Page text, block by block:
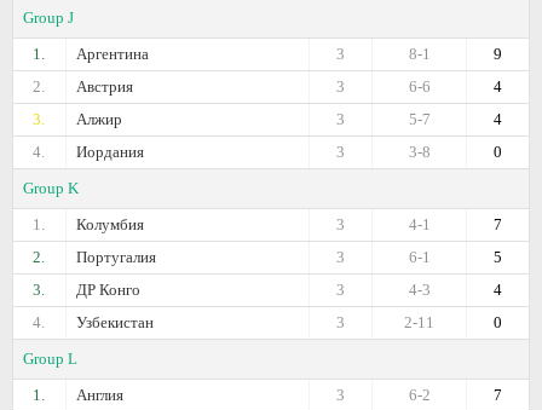
Group J
1.
Аргентина 9
8-1
3
2.
Австрия 4
6-6
3
3.
Алжир 4
5-7
3
4.
Иордания 0
3-8
3
Group K
1.
Колумбия 7
4-1
3
2.
Португалия 5
6-1
3
3.
ДР Конго 4
4-3
3
4.
Узбекистан 0
2-11
3
Group L
1.
Англия 7
6-2
3